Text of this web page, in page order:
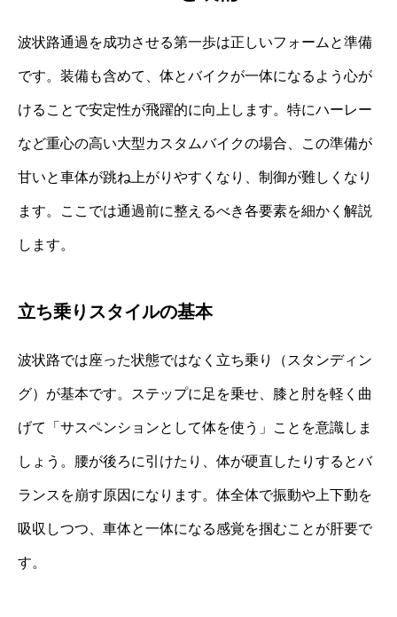
波状路通過を成功させる第一歩は正しいフォームと準備
です。装備も含めて、体とバイクが一体になるよう心が
けることで安定性が飛躍的に向上します。特にハーレー
など重心の高い大型カスタムバイクの場合、この準備が
甘いと車体が跳ね上がりやすくなり、制御が難しくなり
ます。ここでは通過前に整えるべき各要素を細かく解説
します。
立ち乗りスタイルの基本
波状路では座った状態ではなく立ち乗り（スタンディン
グ）が基本です。ステップに足を乗せ、膝と肘を軽く曲
げて「サスペンションとして体を使う」ことを意識しま
しょう。腰が後ろに引けたり、体が硬直したりするとバ
ランスを崩す原因になります。体全体で振動や上下動を
吸収しつつ、車体と一体になる感覚を掴むことが肝要で
す。